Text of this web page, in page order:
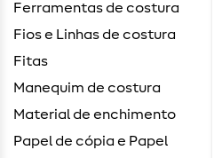
Ferramentas de costura
Fios e Linhas de costura
Fitas
Manequim de costura
Material de enchimento
Papel de cópia e Papel